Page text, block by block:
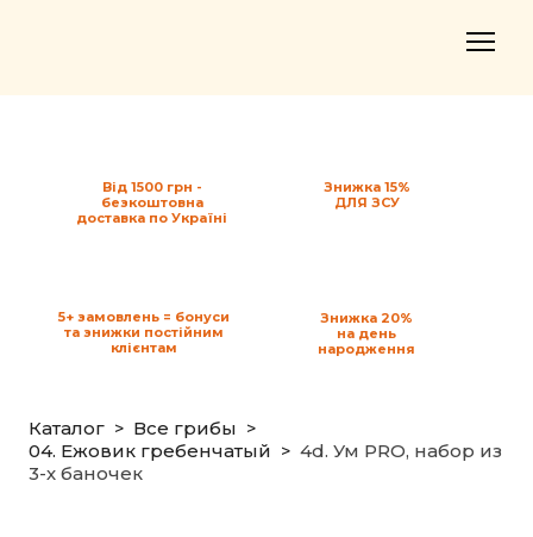
Знижка 15%
ДЛЯ ЗСУ
Від 1500 грн -
безкоштовна
доставка по Україні
5+ замовлень = бонуси
та знижки постійним
клієнтам
Знижка 20%
на день
народження
Каталог
Все грибы
04. Ежовик гребенчатый
4d. Ум PRO, набор из
3-х баночек